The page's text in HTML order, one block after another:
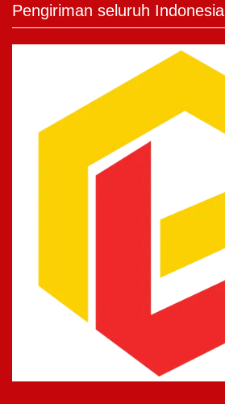
Pengiriman seluruh Indonesia